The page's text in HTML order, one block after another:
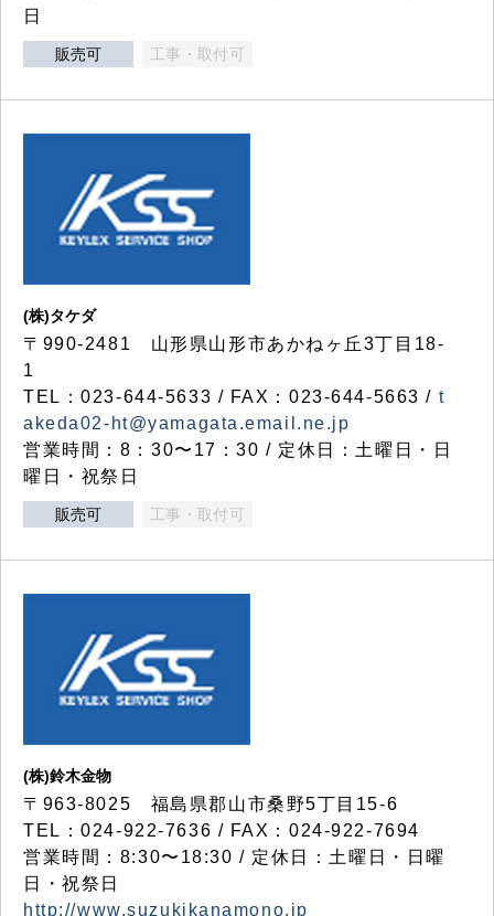
日
販売可 工事・取付可
(株)タケダ
〒990-2481 山形県山形市あかねヶ丘3丁目18-
1
TEL：023-644-5633 / FAX：023-644-5663 / t
akeda02-ht@yamagata.email.ne.jp
営業時間：8：30〜17：30 / 定休日：土曜日・日
曜日・祝祭日
販売可 工事・取付可
(株)鈴木金物
〒963-8025 福島県郡山市桑野5丁目15-6
TEL：024-922-7636 / FAX：024-922-7694
営業時間：8:30〜18:30 / 定休日：土曜日・日曜
日・祝祭日
http://www.suzukikanamono.jp